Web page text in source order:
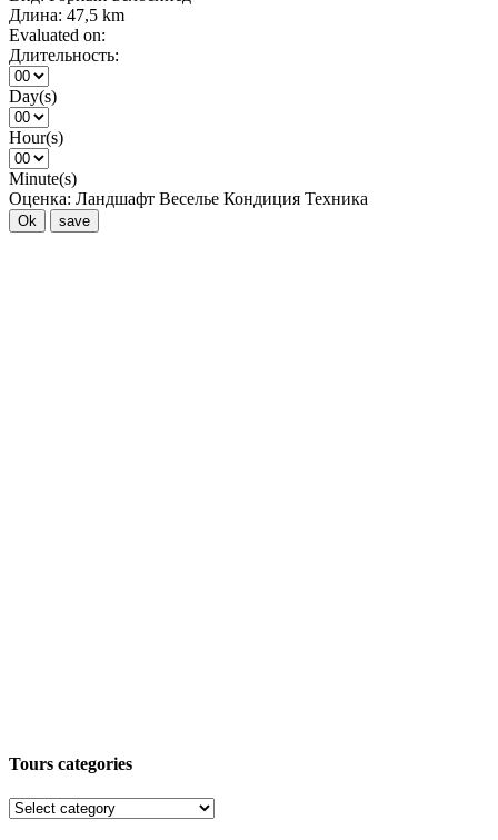
Длина: 47,5 km
Evaluated on:
Длительность:
Day(s)
Hour(s)
Minute(s)
Оценка: Ландшафт Веселье Кондиция Техника
Ok save
Tours categories